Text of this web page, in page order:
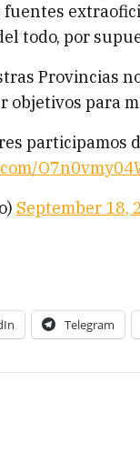
todo, por
Provincias
objetivos para
participamos
September 18,
Telegram